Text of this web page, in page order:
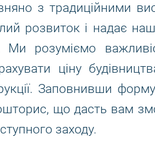
з традиційними
розвиток і надає
Ми розуміємо
ціну
Заповнивши
що дасть вам
заходу.